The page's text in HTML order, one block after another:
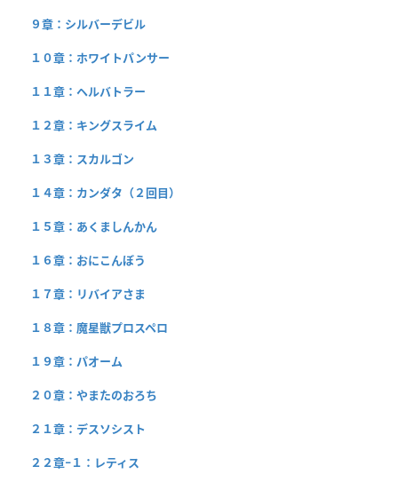
９章：シルバーデビル
１０章：ホワイトパンサー
１１章：ヘルバトラー
１２章：キングスライム
１３章：スカルゴン
１４章：カンダタ（２回目）
１５章：あくましんかん
１６章：おにこんぼう
１７章：リバイアさま
１８章：魔星獣プロスペロ
１９章：パオーム
２０章：やまたのおろち
２１章：デスソシスト
２２章−１：レティス